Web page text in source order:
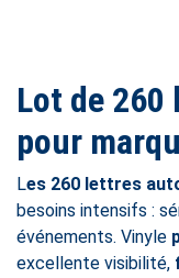
Lot de
pour
Les 260 lettres
besoins intensifs :
événements. Vinyle
excellente visibilité,